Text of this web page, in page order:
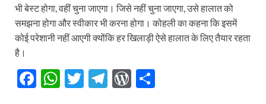
भी बेस्ट होगा, वहीं चुना जाएगा। जिसे नहीं चुना जाएगा, उसे हालात को
समझना होगा और स्वीकार भी करना होगा। कोहली का कहना कि इसमें
कोई परेशानी नहीं आएगी क्योंकि हर खिलाड़ी ऐसे हालात के लिए तैयार रहता
है।
F
W T
T
W